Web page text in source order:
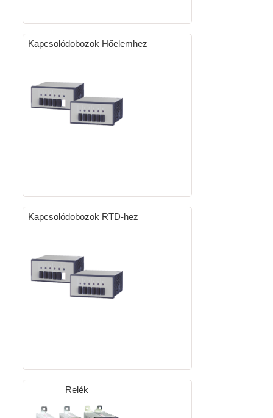
Kapcsolódobozok Hőelemhez
Kapcsolódobozok RTD-hez
Relék